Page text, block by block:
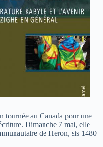
tournée au Canada pour une
Dimanche 7 mai, elle
de Heron, sis 1480